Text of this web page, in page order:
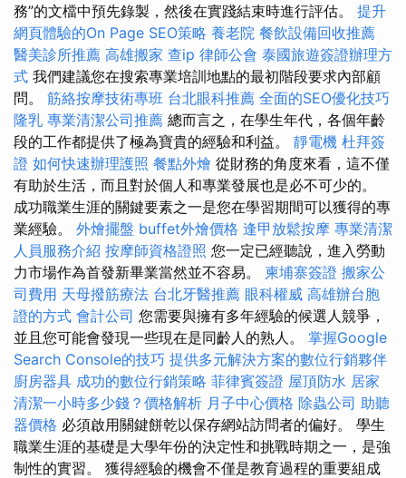
務”的文檔中預先錄製，然後在實踐結束時進行評估。 提升
網頁體驗的On Page SEO策略 養老院 餐飲設備回收推薦
醫美診所推薦 高雄搬家 查ip 律師公會 泰國旅遊簽證辦理方
式 我們建議您在搜索專業培訓地點的最初階段要求內部顧
問。 筋絡按摩技術專班 台北眼科推薦 全面的SEO優化技巧
隆乳 專業清潔公司推薦 總而言之，在學生年代，各個年齡
段的工作都提供了極為寶貴的經驗和利益。 靜電機 杜拜簽
證 如何快速辦理護照 餐點外燴 從財務的角度來看，這不僅
有助於生活，而且對於個人和專業發展也是必不可少的。
成功職業生涯的關鍵要素之一是您在學習期間可以獲得的專
業經驗。 外燴擺盤 buffet外燴價格 逢甲放鬆按摩 專業清潔
人員服務介紹 按摩師資格證照 您一定已經聽說，進入勞動
力市場作為首發新畢業當然並不容易。 柬埔寨簽證 搬家公
司費用 天母撥筋療法 台北牙醫推薦 眼科權威 高雄辦台胞
證的方式 會計公司 您需要與擁有多年經驗的候選人競爭，
並且您可能會發現一些現在是同齡人的熟人。 掌握Google
Search Console的技巧 提供多元解決方案的數位行銷夥伴
廚房器具 成功的數位行銷策略 菲律賓簽證 屋頂防水 居家
清潔一小時多少錢？價格解析 月子中心價格 除蟲公司 助聽
器價格 必須啟用關鍵餅乾以保存網站訪問者的偏好。 學生
職業生涯的基礎是大學年份的決定性和挑戰時期之一，是強
制性的實習。 獲得經驗的機會不僅是教育過程的重要組成